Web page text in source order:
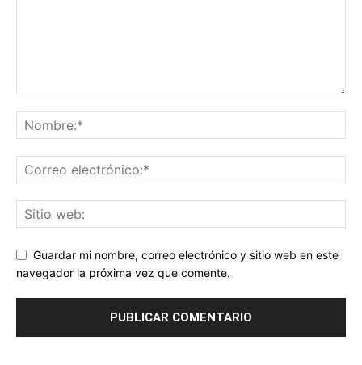
Guardar mi nombre, correo electrónico y sitio web en este
navegador la próxima vez que comente.